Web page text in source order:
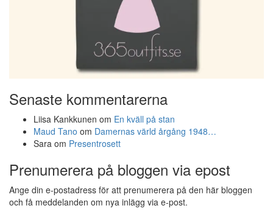
Senaste kommentarerna
Liisa Kankkunen om En kväll på stan
Maud Tano om Damernas värld årgång 1948…
Sara om Presentrosett
Prenumerera på bloggen via epost
Ange din e-postadress för att prenumerera på den här bloggen
och få meddelanden om nya inlägg via e-post.